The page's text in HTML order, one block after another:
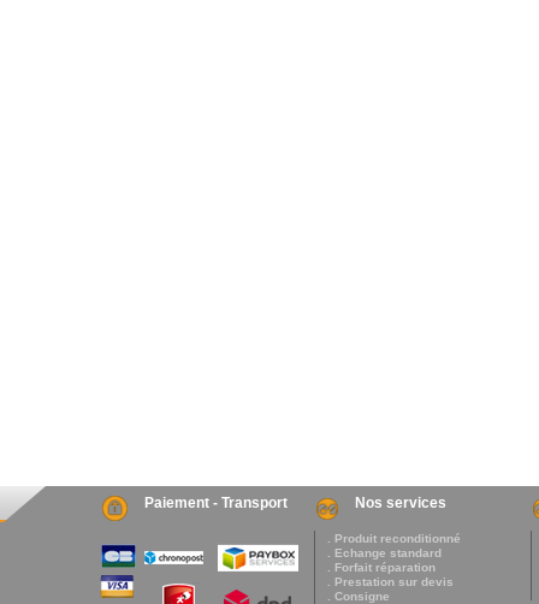
Paiement - Transport Nos services
. Produit reconditionné
. Echange standard
. Forfait réparation
. Prestation sur devis
. Consigne